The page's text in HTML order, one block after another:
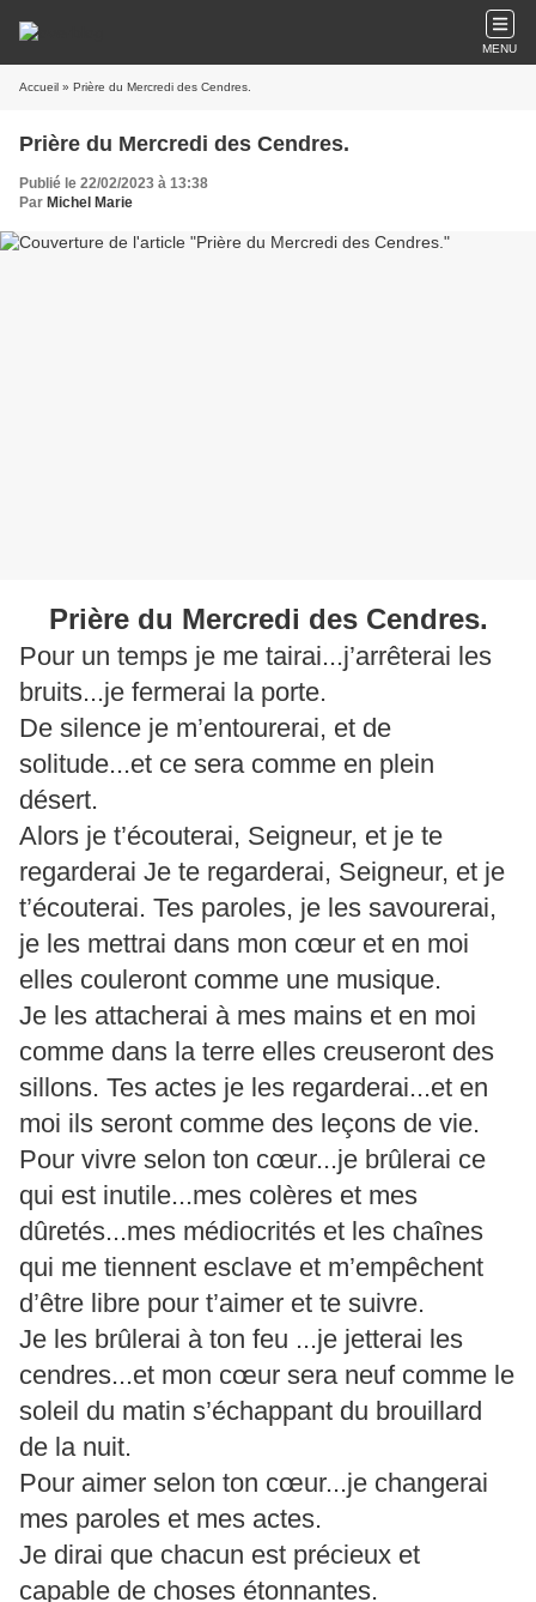
MENU
Accueil » Prière du Mercredi des Cendres.
Prière du Mercredi des Cendres.
Publié le 22/02/2023 à 13:38
Par Michel Marie
Prière du Mercredi des Cendres.
Pour un temps je me tairai...j’arrêterai les
bruits...je fermerai la porte.
De silence je m’entourerai, et de
solitude...et ce sera comme en plein
désert.
Alors je t’écouterai, Seigneur, et je te
regarderai Je te regarderai, Seigneur, et je
t’écouterai. Tes paroles, je les savourerai,
je les mettrai dans mon cœur et en moi
elles couleront comme une musique.
Je les attacherai à mes mains et en moi
comme dans la terre elles creuseront des
sillons. Tes actes je les regarderai...et en
moi ils seront comme des leçons de vie.
Pour vivre selon ton cœur...je brûlerai ce
qui est inutile...mes colères et mes
dûretés...mes médiocrités et les chaînes
qui me tiennent esclave et m’empêchent
d’être libre pour t’aimer et te suivre.
Je les brûlerai à ton feu ...je jetterai les
cendres...et mon cœur sera neuf comme le
soleil du matin s’échappant du brouillard
de la nuit.
Pour aimer selon ton cœur...je changerai
mes paroles et mes actes.
Je dirai que chacun est précieux et
capable de choses étonnantes.